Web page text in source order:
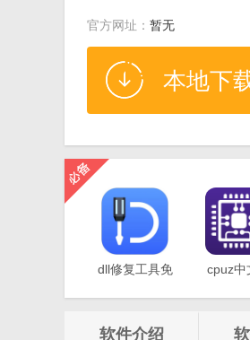
官方网址： 暂无
本地下
dll修复工具免
cpuz中
软件介绍